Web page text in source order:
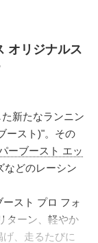
オリジナルス
新たなランニン
ースト)"。その
ーブースト エッ
などのレーシン
スト プロ フォ
ターン、軽やか
げ、走るたびに